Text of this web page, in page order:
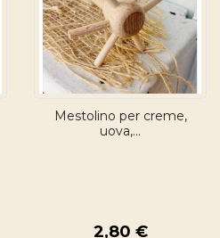
Mestolino per creme,
uova,...
2,80 €